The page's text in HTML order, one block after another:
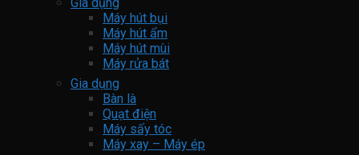
Gia dụng
Máy hút bụi
Máy hút ẩm
Máy hút mùi
Máy rửa bát
Gia dụng
Bàn là
Quạt điện
Máy sấy tóc
Máy xay – Máy ép